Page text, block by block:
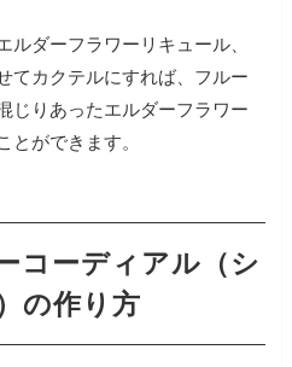
ルダーフラワーリキュール、
てカクテルにすれば、フルー
じりあったエルダーフラワー
とができます。
コーディアル（シ
の作り方